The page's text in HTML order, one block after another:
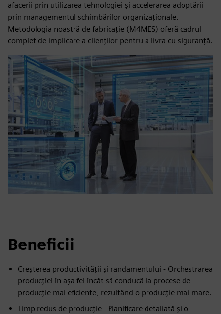
afacerii prin utilizarea tehnologiei și accelerarea adoptării
prin managementul schimbărilor organizaționale.
Metodologia noastră de fabricație (M4MES) oferă cadrul
complet de implicare a clienților pentru a livra cu siguranță.
Beneficii
Creșterea productivității și randamentului - Orchestrarea
producției în așa fel încât să conducă la procese de
producție mai eficiente, rezultând o producție mai mare.
Timp redus de producție - Planificare detaliată și o